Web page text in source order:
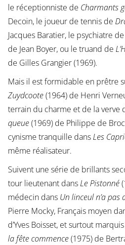
le réceptionniste de Charmants
Decoin, le joueur de tennis de
Jacques Baratier, le psychiatre de
de Jean Boyer, ou le truand de
de Gilles Grangier (1969).
Mais il est formidable en prêtre
Zuydcoote(1964) de Henri
terrain du charme et de la verve
queue(1969) de Philippe de
cynisme tranquille dansLes
même réalisateur.
Suivent une série de brillants
tour lieutenant dansLe Pistonné
médecin dans Un linceul n’a pas
Pierre Mocky, Français moyen
d’Yves Boisset, et surtout
la fête commence(1975) de